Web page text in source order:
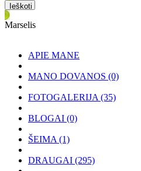
Marselis
APIE MANE
MANO DOVANOS (0)
FOTOGALERIJA (35)
BLOGAI (0)
ŠEIMA (1)
DRAUGAI (295)